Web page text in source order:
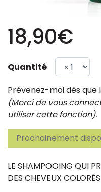
18,90€
Quantité
Prévenez-moi dès
(Merci de vous
utiliser cette fonction).
Prochainement
LE SHAMPOOING QUI
DES CHEVEUX COLORÉS